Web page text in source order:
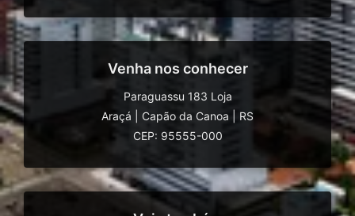
Venha nos conhecer
Paraguassu 183 Loja
Araçá
Capão da Canoa
RS
CEP: 95555-000